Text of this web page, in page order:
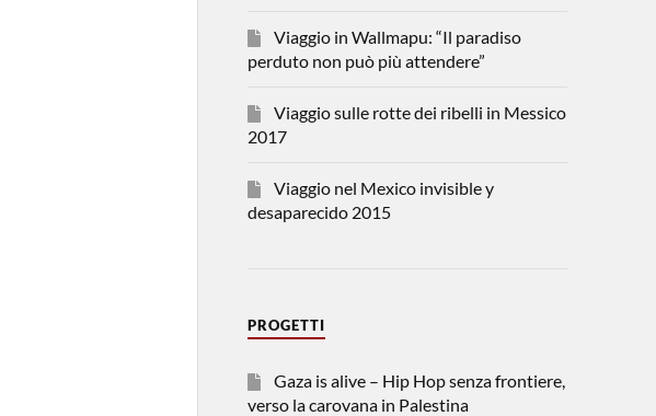
Viaggio in Wallmapu: “Il paradiso
perduto non può più attendere”
Viaggio sulle rotte dei ribelli in Messico
2017
Viaggio nel Mexico invisible y
desaparecido 2015
PROGETTI
Gaza is alive – Hip Hop senza frontiere,
verso la carovana in Palestina